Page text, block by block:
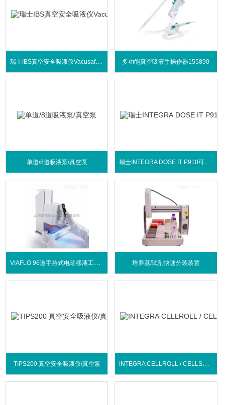
瑞士IBS真空安全吸液仪Vacusafe Comfort 多功能真空吸液手操作器155890
单道/8道吸液泵/真空泵 瑞士INTEGRA DOSE IT P910可编程蠕动泵
VIAFLO 96道手持式电动移液工作站 培养基/试剂快速分装装置
TIPS200 真空安全吸液仪/真空泵